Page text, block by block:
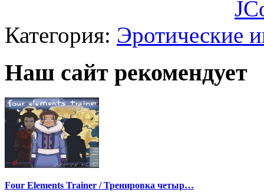
Категория: Эротические
Наш сайт рекомендует
Four Elements Trainer / Тренировка четыр…